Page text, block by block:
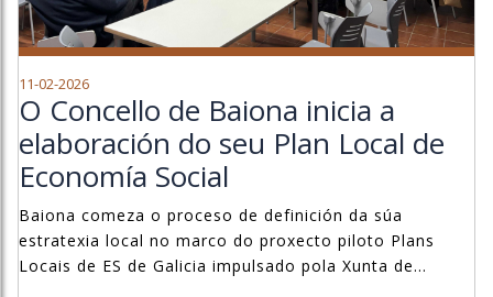
11-02-2026
O Concello de Baiona inicia a
elaboración do seu Plan Local de
Economía Social
Baiona comeza o proceso de definición da súa
estratexia local no marco do proxecto piloto Plans
Locais de ES de Galicia impulsado pola Xunta de